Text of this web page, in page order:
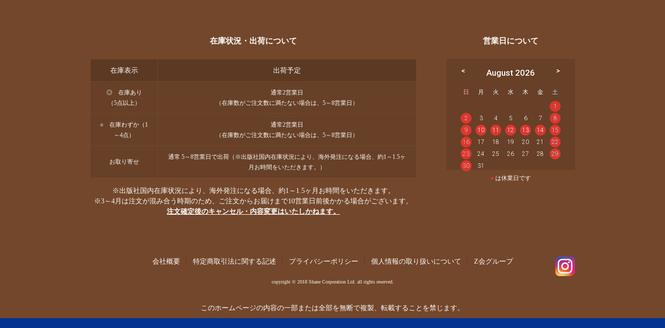
在庫状況・出荷について
在庫表示 出荷予定
◎ 在庫あり
（5点以上）
通常2営業日
（在庫数がご注文数に満たない場合は、5～8営業日）
○ 在庫わずか（1
～4点）
通常2営業日
（在庫数がご注文数に満たない場合は、5～8営業日）
お取り寄せ
通常 5～8営業日で出荷（※出版社国内在庫状況により、海外発注になる場合、約1～1.5ヶ
月お時間をいただきます。）
※出版社国内在庫状況により、海外発注になる場合、約1～1.5ヶ月お時間をいただきます。
※3～4月は注文が混み合う時期のため、ご注文からお届けまで10営業日前後かかる場合がございます。
注文確定後のキャンセル・内容変更はいたしかねます。
営業日について
August 2026
日 月 火 水 木 金 土
1
2
3 4 5 6 7
8
9
10 11 12 13 14
15
16
17 18 19 20 21
22
23
24 25 26 27 28
29
30
31
● は休業日です
会社概要 特定商取引法に関する記述 プライバシーポリシー 個人情報の取り扱いについて Z会グループ
copyright © 2018 Shane Corporation Ltd. all rights reserved.
このホームページの内容の一部または全部を無断で複製、転載することを禁じます。